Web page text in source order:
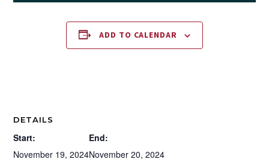
ADD TO CALENDAR
DETAILS
Start:
November 19, 2024
End:
November 20, 2024